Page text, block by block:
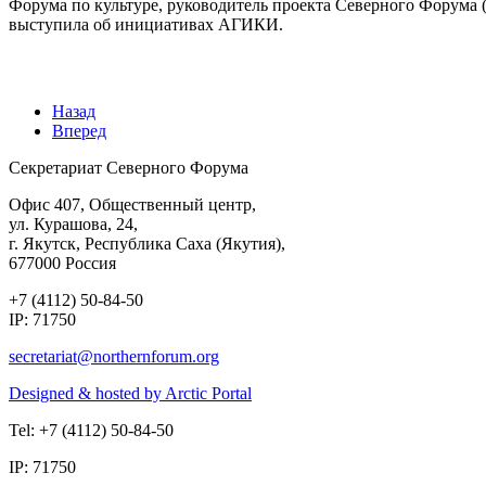
Форума по культуре, руководитель проекта Северного
выступила об инициативах АГИКИ.
Назад
Вперед
Секретариат Северного Форума
Офис 407, Общественный центр,
ул. Курашова, 24,
г. Якутск, Республика Саха (Якутия),
677000 Россия
+7 (4112) 50-84-50
IP: 71750
Designed & hosted by Arctic Portal
Tel: +7 (4112) 50-84-50
IP: 71750